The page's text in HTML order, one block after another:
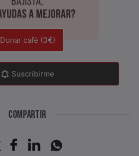
Donar café (3€)
Suscribirme
COMPARTIR